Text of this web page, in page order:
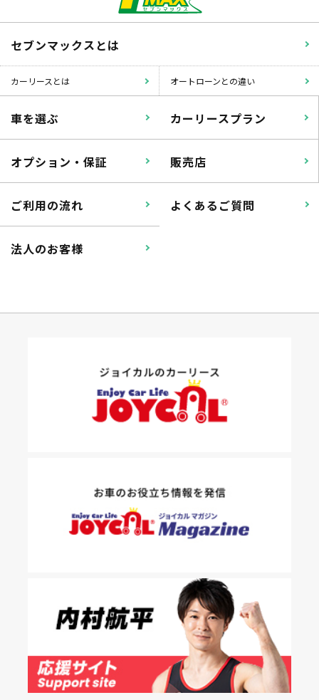
セブンマックスとは
カーリースとは オートローンとの違い
車を選ぶ カーリースプラン
オプション・保証 販売店
ご利用の流れ よくあるご質問
法人のお客様